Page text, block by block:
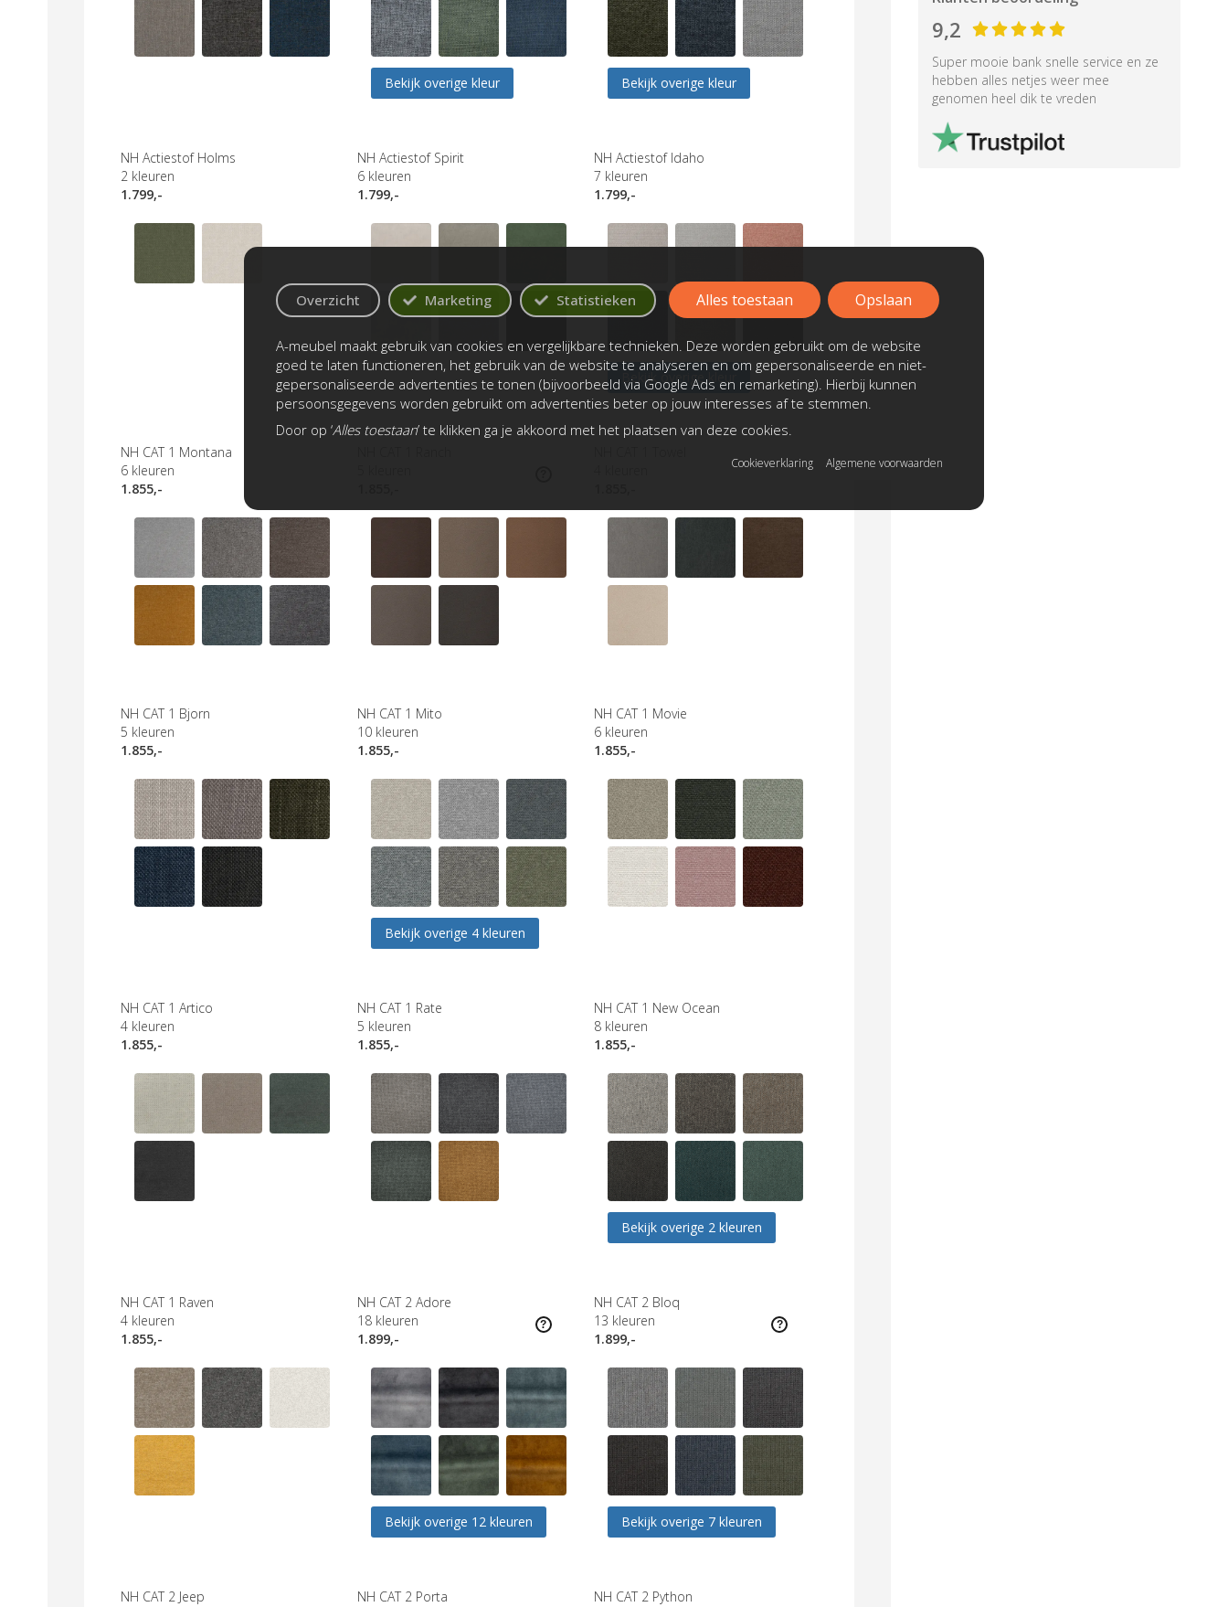
Bekijk overige kleur Bekijk overige kleur
NH Actiestof Holms
2 kleuren
1.799,-
NH Actiestof Spirit
6 kleuren
1.799,-
NH Actiestof Idaho
7 kleuren
1.799,-
Bekijk overige kleur
NH CAT 1 Montana
6 kleuren
1.855,-
NH CAT 1 Bjorn
5 kleuren
1.855,-
NH CAT 1 Mito
10 kleuren
1.855,-
Bekijk overige 4 kleuren
NH CAT 1 Movie
6 kleuren
1.855,-
NH CAT 1 Artico
4 kleuren
1.855,-
NH CAT 1 Rate
5 kleuren
1.855,-
NH CAT 1 New Ocean
8 kleuren
1.855,-
Bekijk overige 2 kleuren
NH CAT 1 Raven
4 kleuren
1.855,-
NH CAT 2 Adore
18 kleuren
1.899,-
Bekijk overige 12 kleuren
NH CAT 2 Bloq
13 kleuren
1.899,-
Bekijk overige 7 kleuren
NH CAT 2 Jeep
NH CAT 2 Porta
NH CAT 2 Python
9,2
Super mooie bank snelle service en ze
hebben alles netjes weer mee
genomen heel dik te vreden
Overzicht Marketing Statistieken
A-meubel maakt gebruik van cookies en vergelijkbare technieken. Deze worden gebruikt om de website
goed te laten functioneren, het gebruik van de website te analyseren en om gepersonaliseerde en niet-
gepersonaliseerde advertenties te tonen (bijvoorbeeld via Google Ads en remarketing). Hierbij kunnen
persoonsgegevens worden gebruikt om advertenties beter op jouw interesses af te stemmen.
Door op ‘Alles toestaan’ te klikken ga je akkoord met het plaatsen van deze cookies.
Alles toestaan Opslaan
Cookieverklaring Algemene voorwaarden